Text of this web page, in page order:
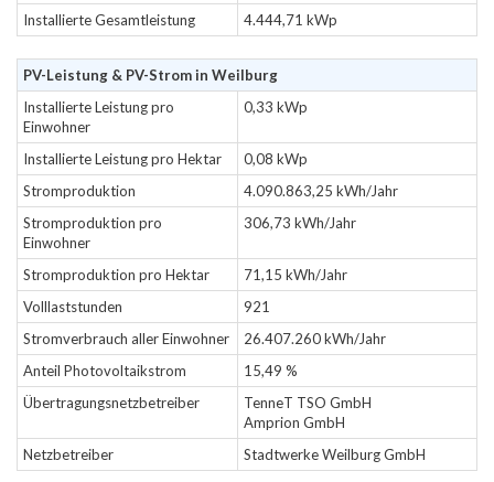
Installierte Gesamtleistung 4.444,71 kWp
PV-Leistung & PV-Strom in Weilburg
Installierte Leistung pro
Einwohner
0,33 kWp
Installierte Leistung pro Hektar
0,08 kWp
Stromproduktion
4.090.863,25 kWh/Jahr
Stromproduktion pro
Einwohner
306,73 kWh/Jahr
Stromproduktion pro Hektar
71,15 kWh/Jahr
Volllaststunden
921
Stromverbrauch aller Einwohner
26.407.260 kWh/Jahr
Anteil Photovoltaikstrom
15,49 %
Übertragungsnetzbetreiber
TenneT TSO GmbH
Amprion GmbH
Netzbetreiber
Stadtwerke Weilburg GmbH